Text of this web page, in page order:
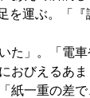
を運ぶ。「
」。「電
おびえるあ
一重の差